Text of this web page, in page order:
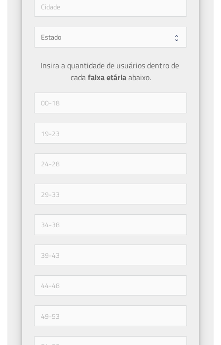
Insira a quantidade de usuários dentro de
cada faixa etária abaixo.